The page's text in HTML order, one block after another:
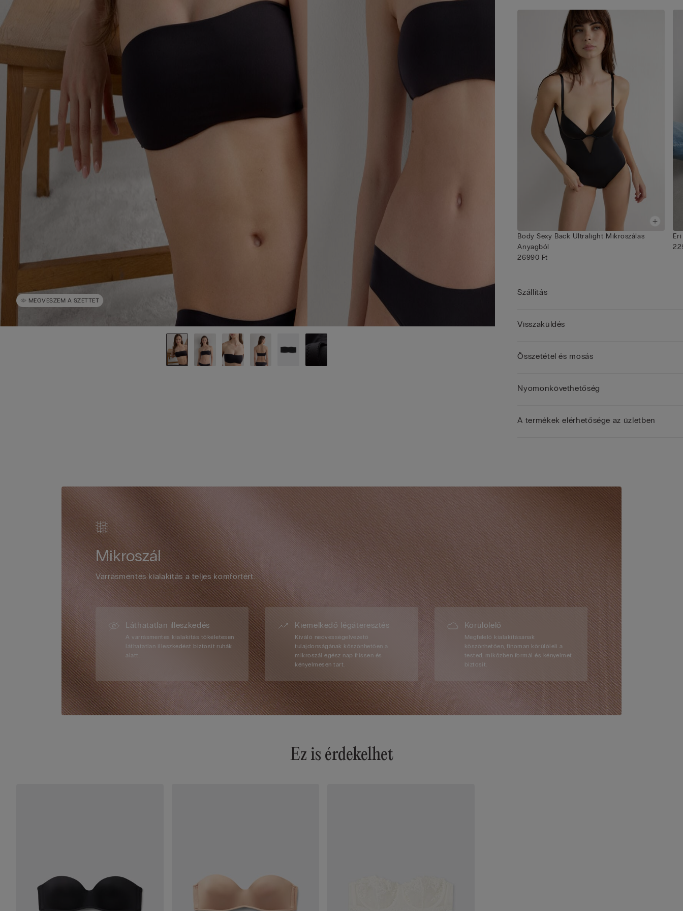
MEGVESZEM A SZETTET
Body Sexy Back Ultralight Mikroszálas
Anyagból
26990 Ft
Szállítás
Visszaküldés
Összetétel és mosás
Nyomonkövethetőség
A termékek elérhetősége az üzletben
Mikroszál
Varrásmentes kialakítás a teljes komfortért.
Láthatatlan illeszkedés
A varrásmentes kialakítás tökéletesen
láthatatlan illeszkedést biztosít ruhák
alatt.
Kiemelkedő légáteresztés
Kiváló nedvességelvezető
tulajdonságának köszönhetően a
mikroszál egész nap frissen és
kényelmesen tart.
Körülölelő
Megfelelő kialakításának
köszönhetően, finoman körülöleli a
tested, miközben formál és kényelmet
biztosít.
Ez is érdekelhet